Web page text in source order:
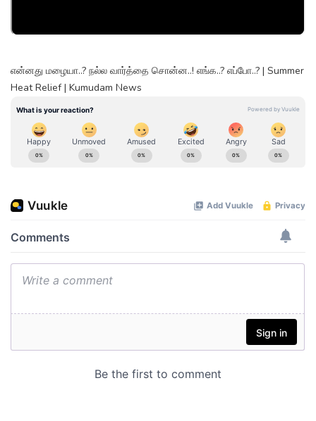
என்னது மழையா..? நல்ல வார்த்தை சொன்ன..! எங்க..? எப்போ..? | Summer
Heat Relief | Kumudam News